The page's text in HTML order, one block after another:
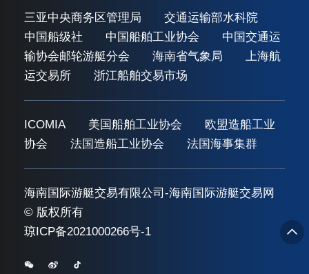
三亚中央商务区管理局
交通运输部水科院
中国船级社
中国船舶工业协会
中国交通运
输协会邮轮游艇分会
海南省气象局
上海航
运交易所
浙江船舶交易市场
ICOMIA 美国船舶工业协会
欧盟造船工业
协会
法国造船工业协会 法国海事集群
海南国际游艇交易有限公司-海南国际游艇交易网
© 版权所有
琼ICP备2021000266号-1